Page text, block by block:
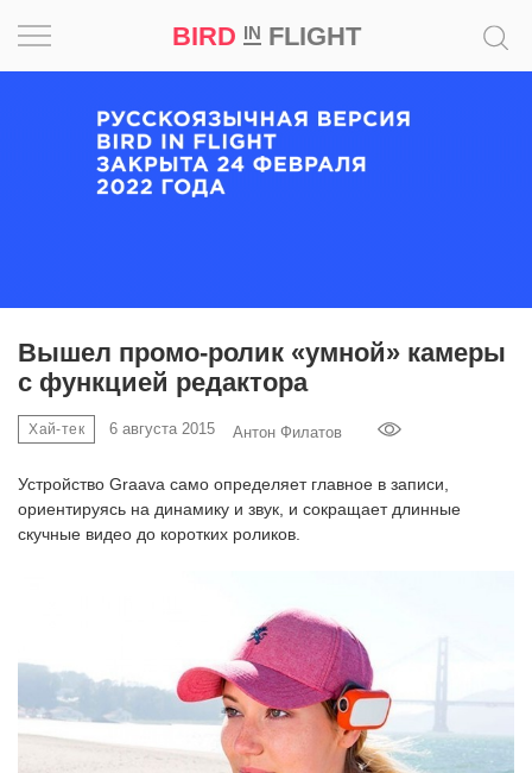
BIRD INFLIGHT
Вышел промо-ролик «умной» камеры
с функцией редактора
Хай-тек 6 августа 2015 Антон Филатов
Устройство Graava само определяет главное в записи,
ориентируясь на динамику и звук, и сокращает длинные
скучные видео до коротких роликов.